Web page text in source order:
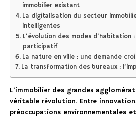
immobilier existant
La digitalisation du secteur
intelligentes
L’évolution des modes d’habitation
participatif
La nature en ville : une demande
La transformation des bureaux :
L’immobilier des grandes
véritable révolution. Entre
préoccupations environnementales